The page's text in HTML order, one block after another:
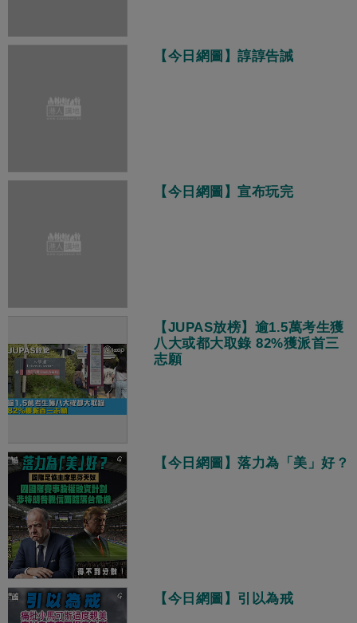
【今日網圖】諄諄告誡
【今日網圖】宣布玩完
【JUPAS放榜】逾1.5萬考生獲
八大或都大取錄 82%獲派首三
志願
【今日網圖】落力為「美」好？
【今日網圖】引以為戒